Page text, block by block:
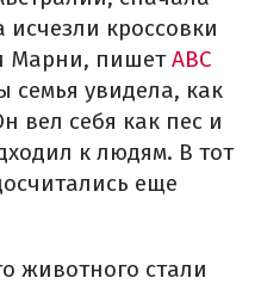
исчезли кроссовки
Марни, пишетABC
семья увидела, как
вел себя как пес и
к людям. В тот
еще
животного стали